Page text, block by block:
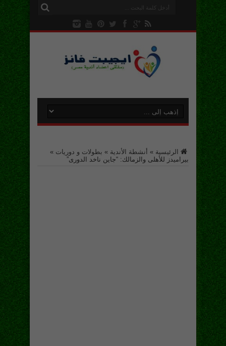
الرئيسية » أنشطة الأندية » بطولات و دوريات »
بيراميدز للأهلى والزمالك: “جاين ناخد الدورى”